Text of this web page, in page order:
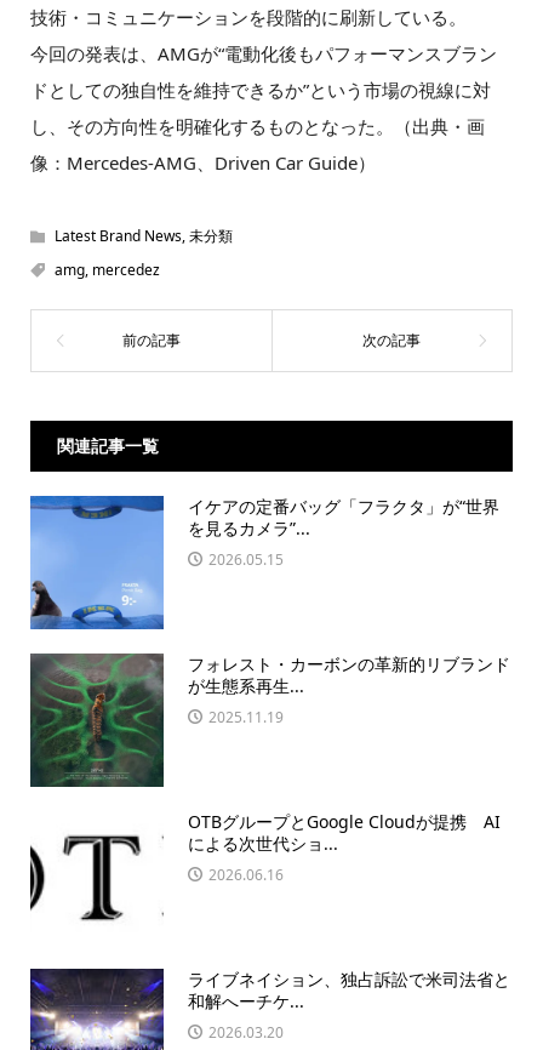
技術・コミュニケーションを段階的に刷新している。
今回の発表は、AMGが“電動化後もパフォーマンスブラン
ドとしての独自性を維持できるか”という市場の視線に対
し、その方向性を明確化するものとなった。（出典・画
像：Mercedes-AMG、Driven Car Guide）
Latest Brand News,未分類
amg, mercedez
関連記事一覧
イケアの定番バッグ「フラクタ」が“世界
を見るカメラ”...
2026.05.15
フォレスト・カーボンの革新的リブランド
が生態系再生...
2025.11.19
OTBグループとGoogle Cloudが提携 AI
による次世代ショ...
2026.06.16
ライブネイション、独占訴訟で米司法省と
和解へーチケ...
2026.03.20